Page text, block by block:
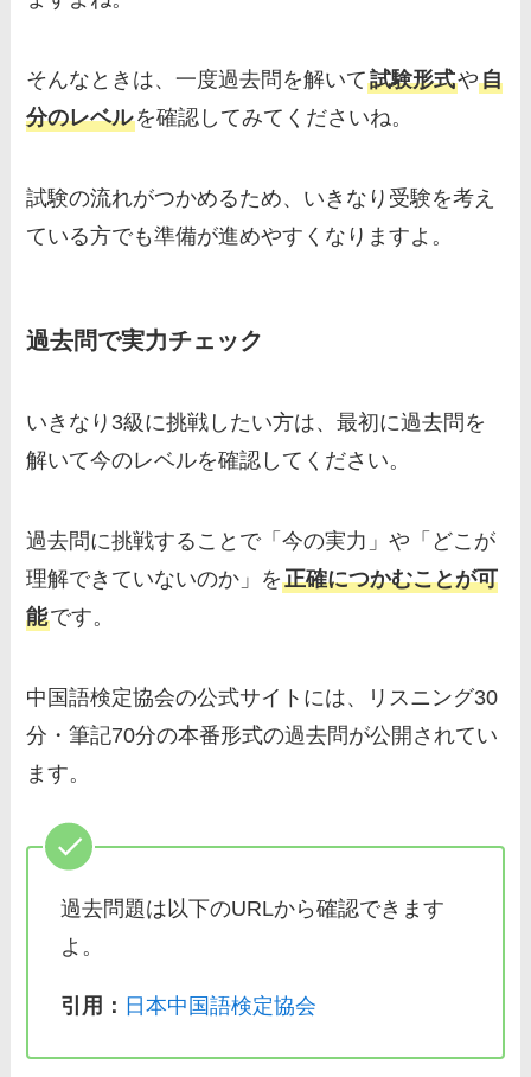
そんなときは、一度過去問を解いて試験形式や自
分のレベルを確認してみてくださいね。
試験の流れがつかめるため、いきなり受験を考え
ている方でも準備が進めやすくなりますよ。
過去問で実力チェック
いきなり3級に挑戦したい方は、最初に過去問を
解いて今のレベルを確認してください。
過去問に挑戦することで「今の実力」や「どこが
理解できていないのか」を正確につかむことが可
能です。
中国語検定協会の公式サイトには、リスニング30
分・筆記70分の本番形式の過去問が公開されてい
ます。
過去問題は以下のURLから確認できます
よ。
引用： 日本中国語検定協会